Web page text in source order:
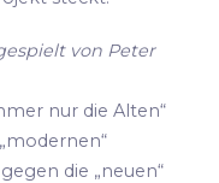
von Peter
nur die Alten“
die „neuen“